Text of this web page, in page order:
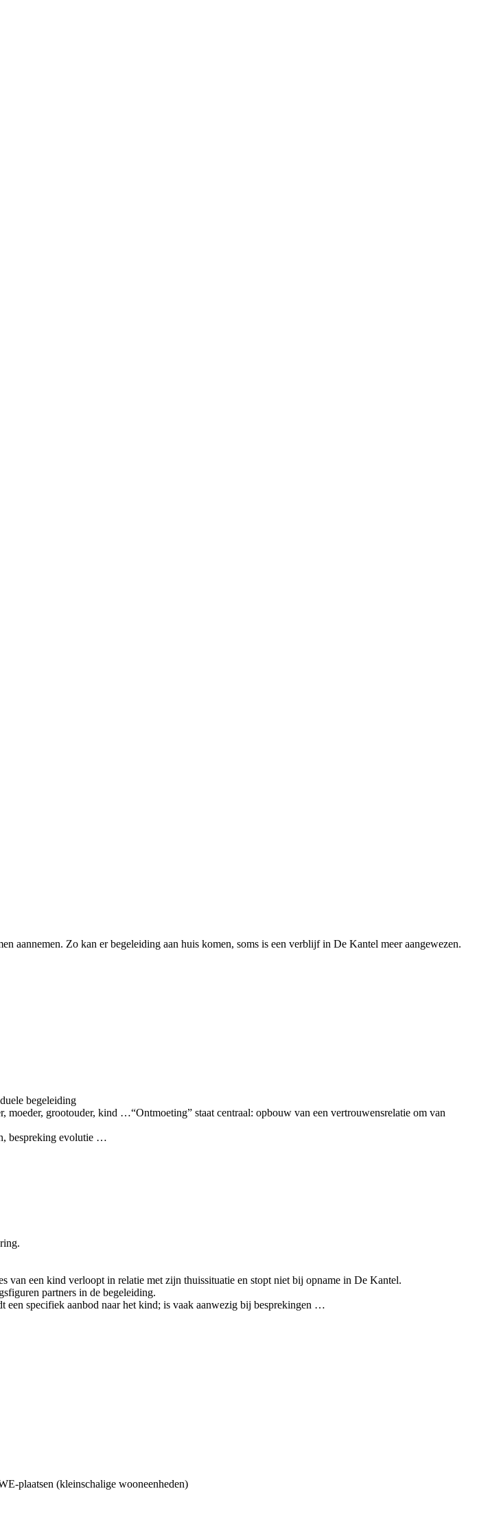
Zo kan er begeleiding aan huis komen, soms is een verblijf in De Kantel meer aangewezen.
begeleiding
moeder, grootouder, kind …“Ontmoeting” staat centraal: opbouw van een vertrouwensrelatie om van
bespreking evolutie …
een kind verloopt in relatie met zijn thuissituatie en stopt niet bij opname in De Kantel.
partners in de begeleiding.
specifiek aanbod naar het kind; is vaak aanwezig bij besprekingen …
plaatsen (kleinschalige wooneenheden)